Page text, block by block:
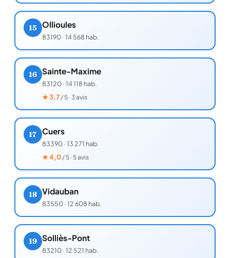
15 Ollioules
83190·14 568 hab.
16 Sainte-Maxime
83120·14 118 hab.
★3,7/ 5 · 3 avis
17 Cuers
83390·13 271 hab.
★4,0/ 5 · 5 avis
18 Vidauban
83550·12 608 hab.
19 Solliès-Pont
83210·12 521 hab.